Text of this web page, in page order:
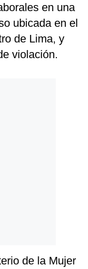
en una
ubicada en el
de Lima, y
violación.
de la Mujer